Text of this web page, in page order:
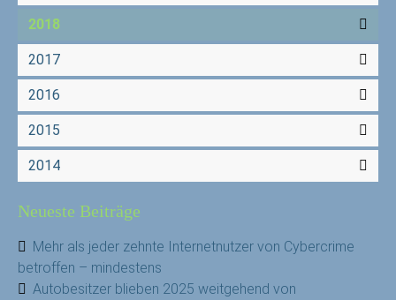
2018
2017
2016
2015
2014
Neueste Beiträge
Mehr als jeder zehnte Internetnutzer von Cybercrime
betroffen – mindestens
Autobesitzer blieben 2025 weitgehend von